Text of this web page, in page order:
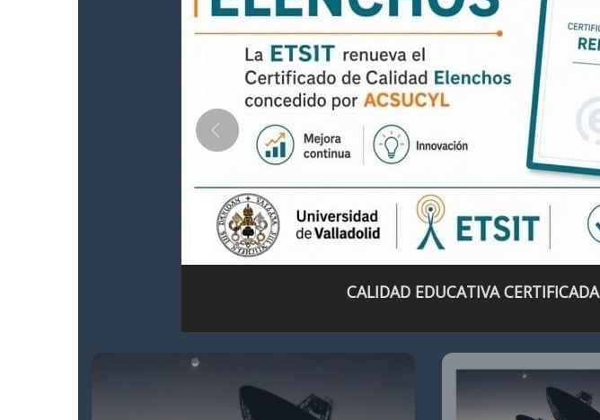
CALIDAD EDUCATIVA CERTIFICADA